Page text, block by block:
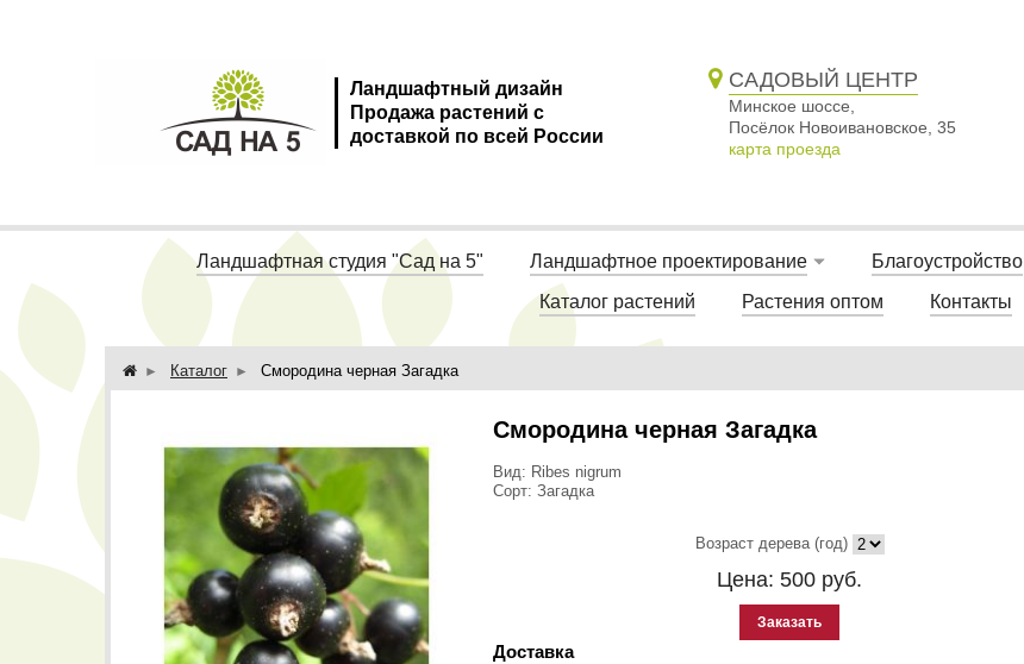
Ландшафтный дизайн
Продажа растений с
доставкой по всей России
САДОВЫЙ ЦЕНТР
Минское шоссе,
Посёлок Новоивановское, 35
карта проезда
Ландшафтная студия "Сад на 5" Ландшафтное проектирование Благоустройство
Каталог растений
Растения оптом Контакты
Каталог Смородина черная Загадка
Смородина черная Загадка
Вид: Ribes nigrum
Сорт: Загадка
Возраст дерева (год)
Цена: 500 руб.
Заказать
Доставка